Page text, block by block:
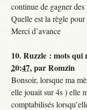
continue de gagner
Quelle est la règle
Merci d’avance
10.Ruzzle : mots qui
20:47,parRomzin
Bonsoir, lorsque ma
elle jouait sur 4s ) elle
comptabilisés